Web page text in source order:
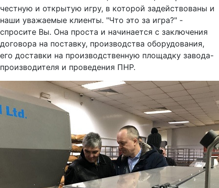
честную и открытую игру, в которой задействованы и
наши уважаемые клиенты. "Что это за игра?" -
спросите Вы. Она проста и начинается с заключения
договора на поставку, производства оборудования,
его доставки на производственную площадку завода-
производителя и проведения ПНР.